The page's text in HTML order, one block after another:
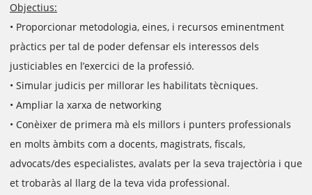
Objectius:
• Proporcionar metodologia, eines, i recursos eminentment
pràctics per tal de poder defensar els interessos dels
justiciables en l’exercici de la professió.
• Simular judicis per millorar les habilitats tècniques.
• Ampliar la xarxa de networking
• Conèixer de primera mà els millors i punters professionals
en molts àmbits com a docents, magistrats, fiscals,
advocats/des especialistes, avalats per la seva trajectòria i que
et trobaràs al llarg de la teva vida professional.